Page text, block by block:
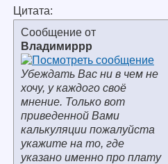
Цитата:
Сообщение от
Владимиррр
Убеждать Вас ни в чем не
хочу, у каждого своё
мнение. Только вот
приведенной Вами
калькуляции пожалуйста
укажите на то, где
указано именно про плату